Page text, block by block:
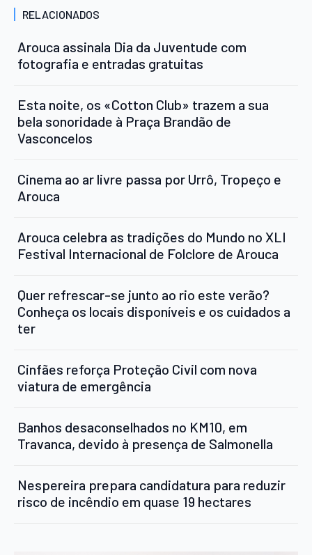
RELACIONADOS
Arouca assinala Dia da Juventude com
fotografia e entradas gratuitas
Esta noite, os «Cotton Club» trazem a sua
bela sonoridade à Praça Brandão de
Vasconcelos
Cinema ao ar livre passa por Urrô, Tropeço e
Arouca
Arouca celebra as tradições do Mundo no XLI
Festival Internacional de Folclore de Arouca
Quer refrescar-se junto ao rio este verão?
Conheça os locais disponíveis e os cuidados a
ter
Cinfães reforça Proteção Civil com nova
viatura de emergência
Banhos desaconselhados no KM10, em
Travanca, devido à presença de Salmonella
Nespereira prepara candidatura para reduzir
risco de incêndio em quase 19 hectares